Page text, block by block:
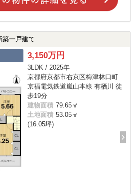
築一戸建て
3,150万円
3LDK / 2025年
京都府京都市右京区梅津林口町
京福電気鉄道嵐山本線 有栖川 徒
歩19分
建物面積 79.65㎡
土地面積 53.05㎡
(16.05坪)